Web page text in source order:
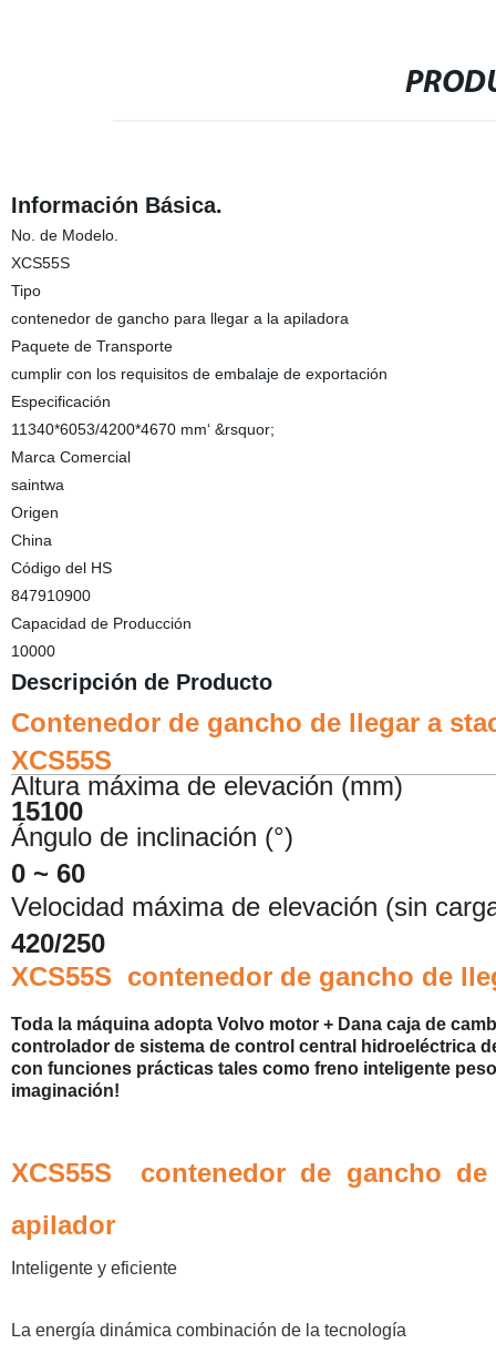
Información Básica.
No. de Modelo.
XCS55S
Tipo
contenedor de gancho para llegar a la apiladora
Paquete de Transporte
cumplir con los requisitos de embalaje de exportación
Especificación
11340*6053/4200*4670 mm‘ &rsquor;
Marca Comercial
saintwa
Origen
China
Código del HS
847910900
Capacidad de Producción
10000
Descripción de Producto
Contenedor de gancho de llegar a
XCS55S
Altura máxima de elevación (mm)
15100
Ángulo de inclinación (°)
0 ~ 60
Velocidad máxima de elevación (sin
420/250
XCS55S contenedor de gancho de
Toda la máquina adopta Volvo motor + Dana caja de
controlador de sistema de control central hidroeléctrica
con funciones prácticas tales como freno inteligente
imaginación!
XCS55S
contenedor de gancho
apilador
Inteligente y eficiente
La energía dinámica combinación de la tecnología